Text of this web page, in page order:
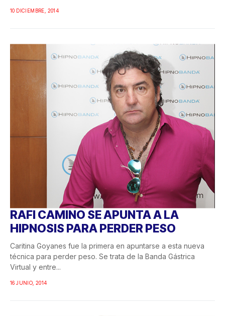
10 DICIEMBRE, 2014
RAFI CAMINO SE APUNTA A LA
HIPNOSIS PARA PERDER PESO
Caritina Goyanes fue la primera en apuntarse a esta nueva
técnica para perder peso. Se trata de la Banda Gástrica
Virtual y entre...
16 JUNIO, 2014